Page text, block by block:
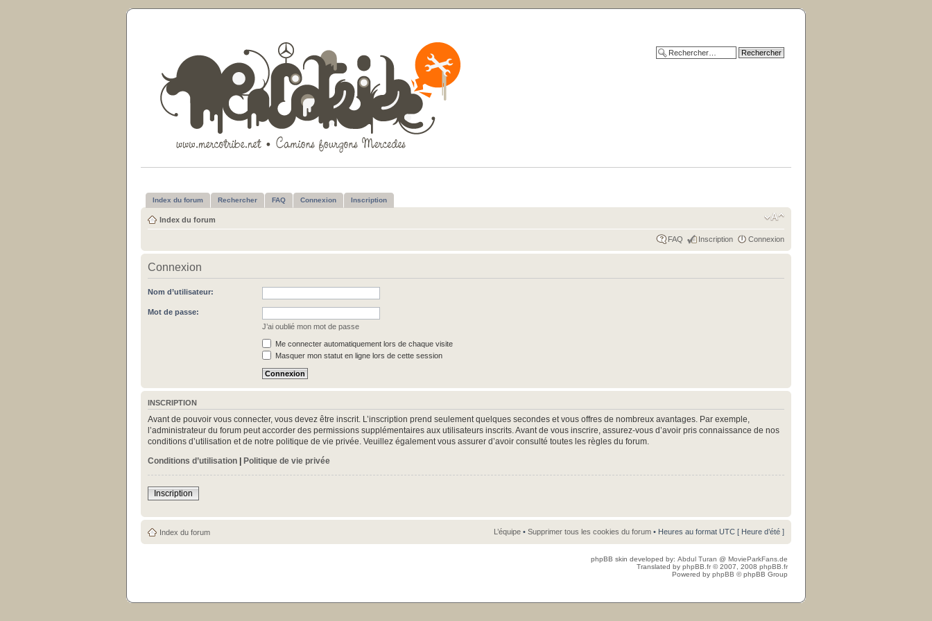
Index du forum Rechercher FAQ Connexion Inscription
Index du forum
FAQ Inscription Connexion
Connexion
Nom d’utilisateur:
Mot de passe:
J’ai oublié mon mot de passe
Me connecter automatiquement lors de chaque visite
Masquer mon statut en ligne lors de cette session
INSCRIPTION
Avant de pouvoir vous connecter, vous devez être inscrit. L’inscription prend seulement quelques secondes et vous offres de nombreux avantages. Par exemple,
l’administrateur du forum peut accorder des permissions supplémentaires aux utilisateurs inscrits. Avant de vous inscrire, assurez-vous d’avoir pris connaissance de nos
conditions d’utilisation et de notre politique de vie privée. Veuillez également vous assurer d’avoir consulté toutes les règles du forum.
Conditions d’utilisation | Politique de vie privée
Inscription
Index du forum L’équipe • Supprimer tous les cookies du forum • Heures au format UTC [ Heure d’été ]
phpBB skin developed by: Abdul Turan @ MovieParkFans.de
Translated by phpBB.fr © 2007, 2008 phpBB.fr
Powered by phpBB © phpBB Group